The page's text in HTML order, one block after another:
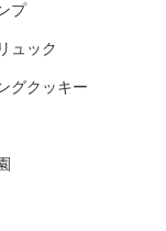
プ
ュック
グクッキー